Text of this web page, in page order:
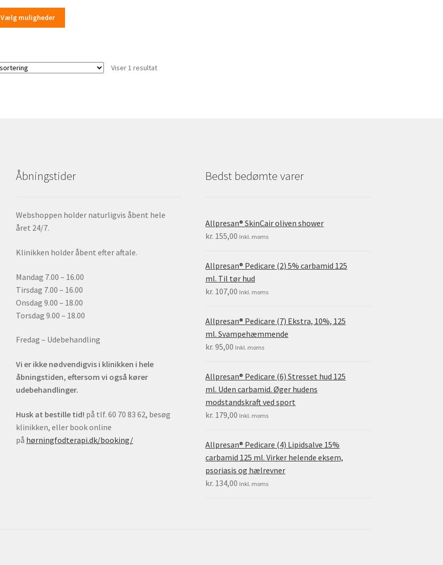
kr. 105,00
til
Vælg muligheder
Mulighederne
Viser 1 resultat
Åbningstider
Webshoppen holder naturligvis åbent hele
året 24/7.
Klinikken holder åbent efter aftale.
Mandag 7.00 – 16.00
Tirsdag 7.00 – 16.00
Onsdag 9.00 – 18.00
Torsdag 9.00 – 18.00
Fredag – Udebehandling
Vi er ikke nødvendigvis i klinikken i hele
åbningstiden, eftersom vi også kører
udebehandlinger.
Husk at bestille tid! på tlf. 60 70 83 62, besøg
klinikken, eller book online
på hørningfodterapi.dk/booking/
Bedst bedømte varer
Allpresan® SkinCair oliven shower
kr. 155,00 Inkl. moms
Allpresan® Pedicare (2) 5% carbamid 125
ml. Til tør hud
kr. 107,00 Inkl. moms
Allpresan® Pedicare (7) Ekstra, 10%, 125
ml. Svampehæmmende
kr. 95,00 Inkl. moms
Allpresan® Pedicare (6) Stresset hud 125
ml. Uden carbamid. Øger hudens
modstandskraft ved sport
kr. 179,00 Inkl. moms
Allpresan® Pedicare (4) Lipidsalve 15%
carbamid 125 ml. Virker helende eksem,
psoriasis og hælrevner
kr. 134,00 Inkl. moms